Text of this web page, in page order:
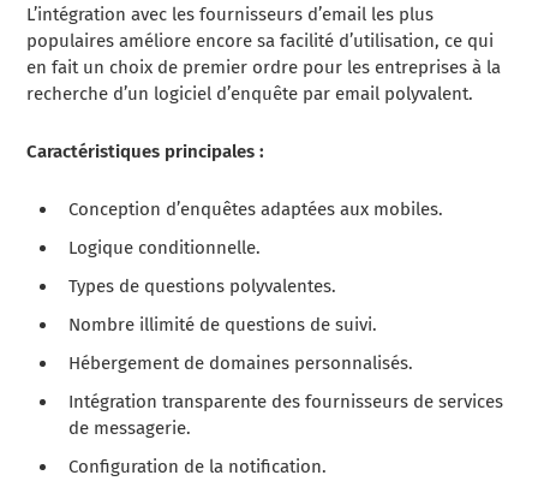
L’intégration avec les fournisseurs d’email les plus
populaires améliore encore sa facilité d’utilisation, ce qui
en fait un choix de premier ordre pour les entreprises à la
recherche d’un logiciel d’enquête par email polyvalent.
Caractéristiques principales :
Conception d’enquêtes adaptées aux mobiles.
Logique conditionnelle.
Types de questions polyvalentes.
Nombre illimité de questions de suivi.
Hébergement de domaines personnalisés.
Intégration transparente des fournisseurs de services
de messagerie.
Configuration de la notification.